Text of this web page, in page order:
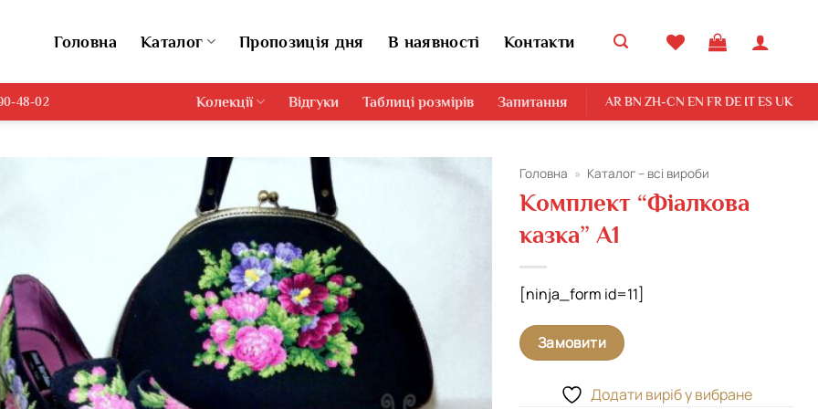
Головна Каталог Пропозиція дня В наявності Контакти
48-02 Колекції Відгуки Таблиці розмірів Запитання AR BN ZH-CN EN FR DE IT ES UK
Головна » Каталог – всі вироби
Комплект “Фіалкова
казка” А1
[ninja_form id=11]
Замовити
Додати виріб у вибране